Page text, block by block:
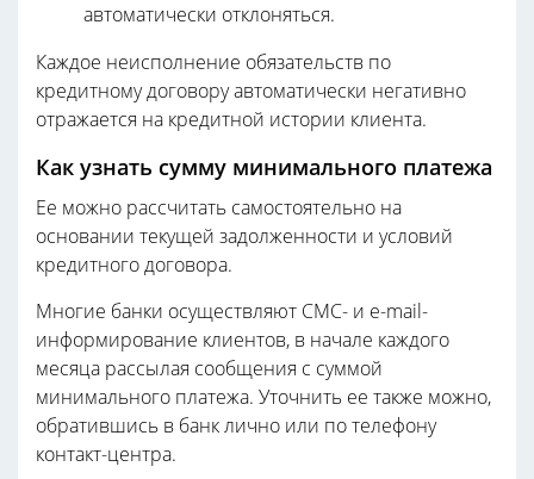
автоматически отклоняться.
Каждое неисполнение обязательств по
кредитному договору автоматически негативно
отражается на кредитной истории клиента.
Как узнать сумму минимального платежа
Ее можно рассчитать самостоятельно на
основании текущей задолженности и условий
кредитного договора.
Многие банки осуществляют СМС- и e-mail-
информирование клиентов, в начале каждого
месяца рассылая сообщения с суммой
минимального платежа. Уточнить ее также можно,
обратившись в банк лично или по телефону
контакт-центра.